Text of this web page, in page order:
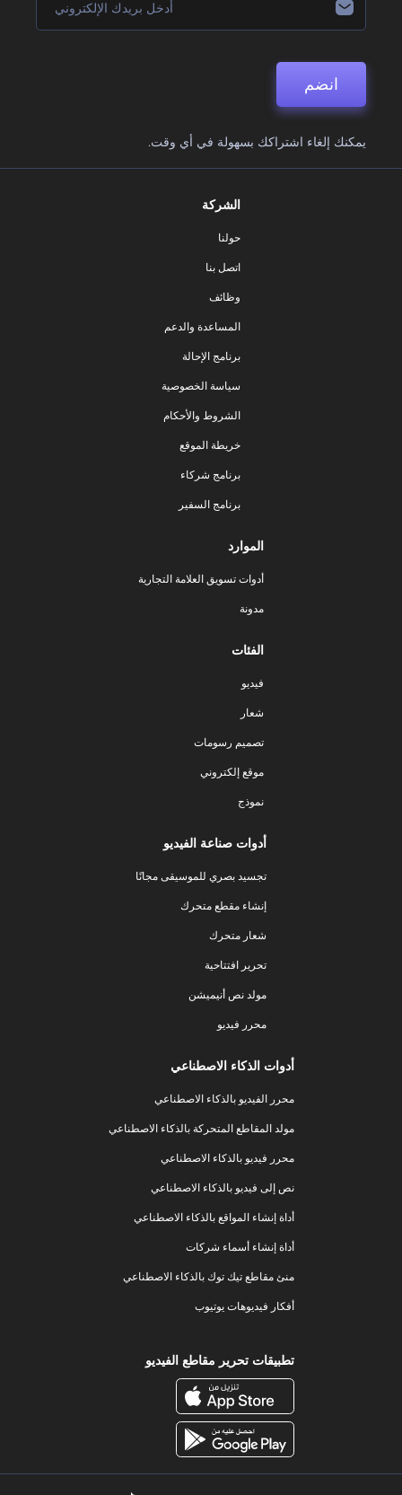
انضم
يمكنك إلغاء اشتراكك بسهولة في أي وقت.
الشركة
حولنا
اتصل بنا
وظائف
المساعدة والدعم
برنامج الإحالة
سياسة الخصوصية
الشروط والأحكام
خريطة الموقع
برنامج شركاء
برنامج السفير
الموارد
أدوات تسويق العلامة التجارية
مدونة
الفئات
فيديو
شعار
تصميم رسومات
موقع إلكتروني
نموذج
أدوات صناعة الفيديو
تجسيد بصري للموسيقى مجانًا
إنشاء مقطع متحرك
شعار متحرك
تحرير افتتاحية
مولد نص أنيميشن
محرر فيديو
أدوات الذكاء الاصطناعي
محرر الفيديو بالذكاء الاصطناعي
مولد المقاطع المتحركة بالذكاء الاصطناعي
محرر فيديو بالذكاء الاصطناعي
نص إلى فيديو بالذكاء الاصطناعي
أداة إنشاء المواقع بالذكاء الاصطناعي
أداة إنشاء أسماء شركات
منئ مقاطع تيك توك بالذكاء الاصطناعي
أفكار فيديوهات يوتيوب
تطبيقات تحرير مقاطع الفيديو